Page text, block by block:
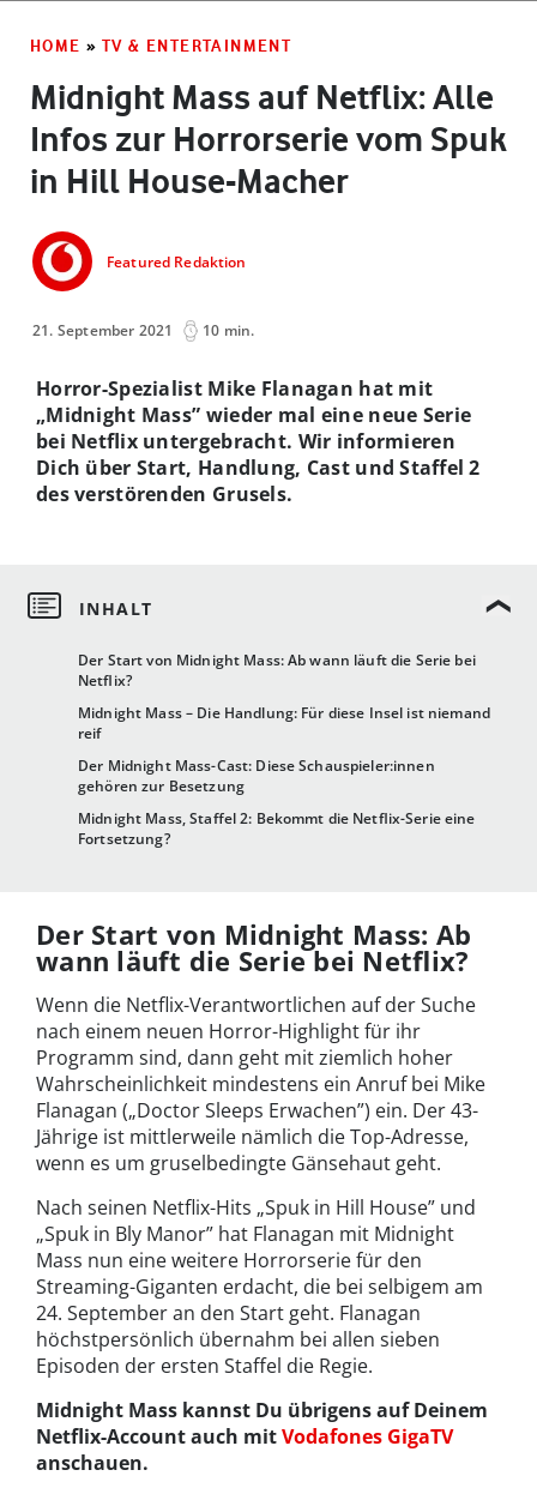
HOME » TV & ENTERTAINMENT
Midnight Mass auf Netflix: Alle
Infos zur Horrorserie vom Spuk
in Hill House-Macher
Featured Redaktion
21. September 2021 10 min.
Der Start von Midnight Mass: Ab wann läuft die Serie bei
Netflix?
Midnight Mass – Die Handlung: Für diese Insel ist niemand
reif
Der Midnight Mass-Cast: Diese Schauspieler:innen
gehören zur Besetzung
Midnight Mass, Staffel 2: Bekommt die Netflix-Serie eine
Fortsetzung?
Horror-Spezialist Mike Flanagan hat mit
„Midnight Mass” wieder mal eine neue Serie
bei Netflix untergebracht. Wir informieren
Dich über Start, Handlung, Cast und Staffel 2
des verstörenden Grusels.
Der Start von Midnight Mass: Ab
wann läuft die Serie bei Netflix?
Wenn die Netflix-Verantwortlichen auf der Suche
nach einem neuen Horror-Highlight für ihr
Programm sind, dann geht mit ziemlich hoher
Wahrscheinlichkeit mindestens ein Anruf bei Mike
Flanagan („Doctor Sleeps Erwachen”) ein. Der 43-
Jährige ist mittlerweile nämlich die Top-Adresse,
wenn es um gruselbedingte Gänsehaut geht.
Nach seinen Netflix-Hits „Spuk in Hill House” und
„Spuk in Bly Manor” hat Flanagan mit Midnight
Mass nun eine weitere Horrorserie für den
Streaming-Giganten erdacht, die bei selbigem am
24. September an den Start geht. Flanagan
höchstpersönlich übernahm bei allen sieben
Episoden der ersten Staffel die Regie.
Midnight Mass kannst Du übrigens auf Deinem
Netflix-Account auch mitVodafones GigaTV
anschauen.